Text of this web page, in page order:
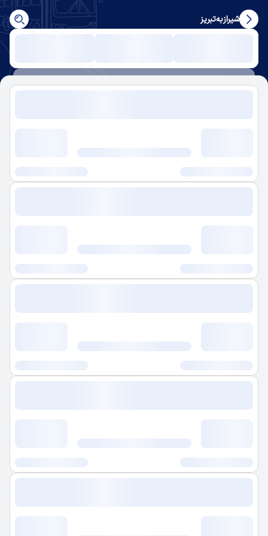
شیرازبهتبریز